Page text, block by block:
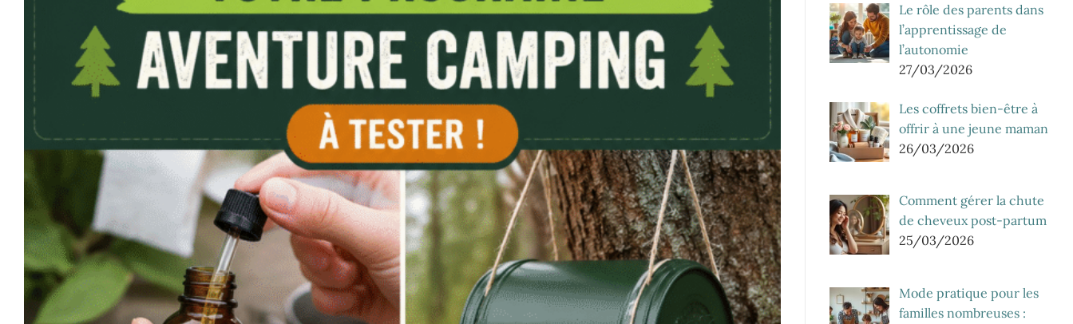
Le rôle des parents dans
l’apprentissage de
l’autonomie
27/03/2026
Les coffrets bien-être à
offrir à une jeune maman
26/03/2026
Comment gérer la chute
de cheveux post-partum
25/03/2026
Mode pratique pour les
familles nombreuses :